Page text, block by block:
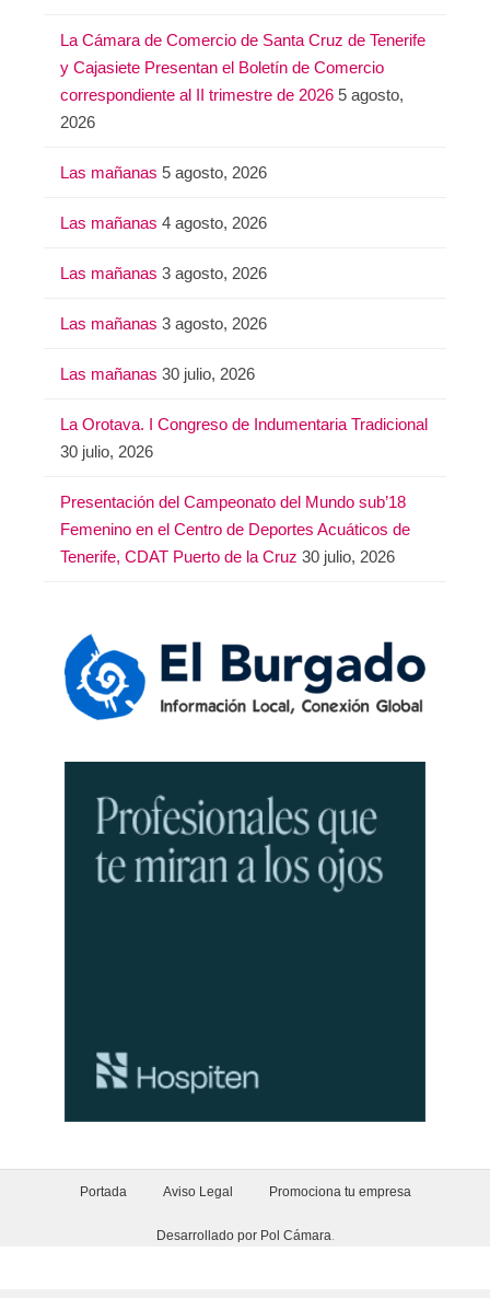
La Cámara de Comercio de Santa Cruz de Tenerife
y Cajasiete Presentan el Boletín de Comercio
correspondiente al II trimestre de 2026 5 agosto,
2026
Las mañanas 5 agosto, 2026
Las mañanas 4 agosto, 2026
Las mañanas 3 agosto, 2026
Las mañanas 3 agosto, 2026
Las mañanas 30 julio, 2026
La Orotava. I Congreso de Indumentaria Tradicional
30 julio, 2026
Presentación del Campeonato del Mundo sub’18
Femenino en el Centro de Deportes Acuáticos de
Tenerife, CDAT Puerto de la Cruz 30 julio, 2026
Portada Aviso Legal Promociona tu empresa
Desarrollado por Pol Cámara.